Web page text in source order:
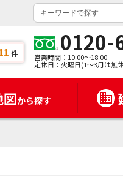
件 0120-
営業時間：10:00～18:00
定休日：火曜日(1～3月は無
から探す